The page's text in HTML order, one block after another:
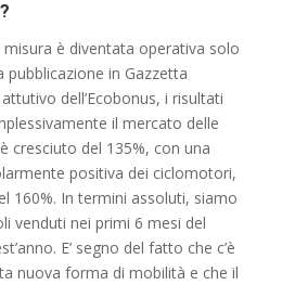
è diventata operativa solo
pubblicazione in Gazzetta
dell’Ecobonus, i risultati
il mercato delle
cresciuto del 135%, con una
positiva dei ciclomotori,
160%. In termini assoluti, siamo
venduti nei primi 6 mesi del
E’ segno del fatto che c’è
nuova forma di mobilità e che il